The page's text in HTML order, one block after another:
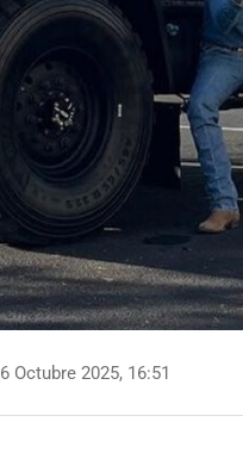
Octubre 2025, 16:51